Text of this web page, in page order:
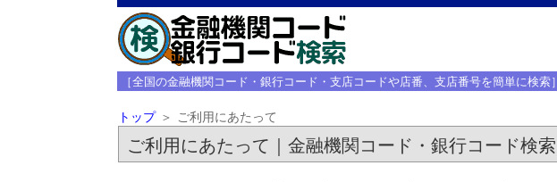
［全国の金融機関コード・銀行コード・支店コードや店番、支店番号を簡単に検索］
トップ ご利用にあたって
ご利用にあたって｜金融機関コード・銀行コード検索